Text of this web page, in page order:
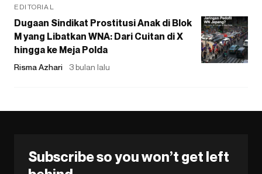
EDITORIAL
Dugaan Sindikat Prostitusi Anak di Blok
M yang Libatkan WNA: Dari Cuitan di X
hingga ke Meja Polda
Risma Azhari 3 bulan lalu
Subscribe so you won’t get left